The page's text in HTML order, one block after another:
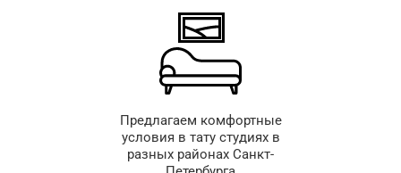
Предлагаем комфортные
условия в тату студиях в
разных районах Санкт-